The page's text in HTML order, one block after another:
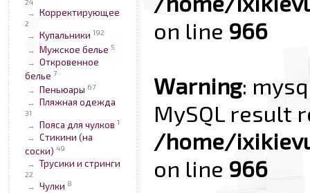
24
→ Корректирующее
2
→ Купальники 192
→ Мужское белье 5
→ Откровенное
белье 7
→ Пеньюары 67
→ Пляжная одежда
31
→ Пояса для чулков 1
→ Стикини (на
соски) 49
→ Трусики и стринги
22
→ Чулки 8
on line 966
Warning:
MySQL result
/home/
on line 966